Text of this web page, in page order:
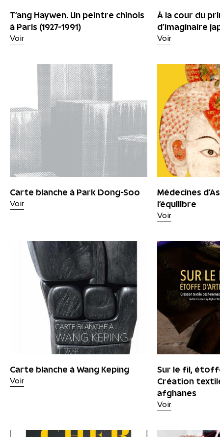
T’ang Haywen. Un peintre chinois
à Paris (1927-1991)
Voir
À la cour du
d’imaginaire
Voir
Carte blanche à Park Dong-Soo
Voir
Médecines
l'équilibre
Voir
Carte blanche à Wang Keping
Voir
Sur le fil,
Création
afghanes
Voir